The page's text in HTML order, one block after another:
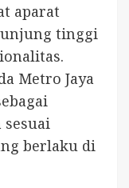
aparat
tinggi
Metro Jaya
sesuai
berlaku di